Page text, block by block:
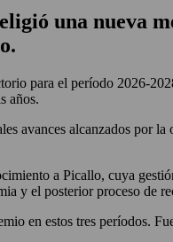
una nueva
para el período 2026-
años.
avances alcanzados por
a Picallo, cuya
y el posterior proceso de
en estos tres períodos.